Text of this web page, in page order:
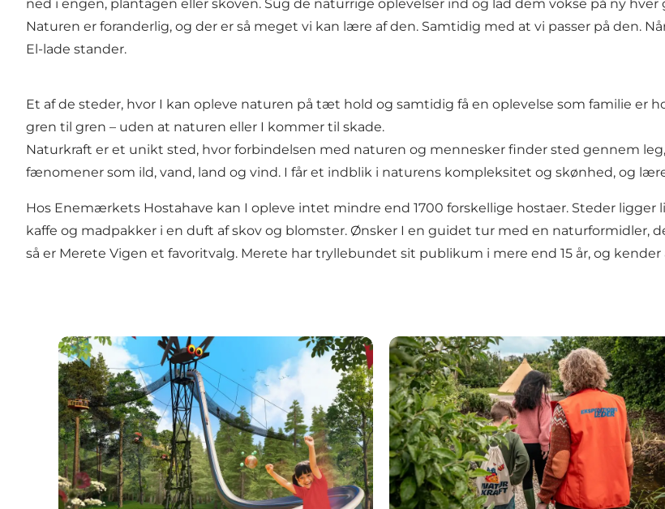
ned i engen, plantagen eller skoven. Sug de naturrige oplevelser ind og lad dem vokse på ny hver
Naturen er foranderlig, og der er så meget vi kan lære af den. Samtidig med at vi passer på den.
El-lade stander.
Et af de steder, hvor I kan opleve naturen på tæt hold og samtidig få en oplevelse som familie er
gren til gren – uden at naturen eller I kommer til skade.
Naturkraft er et unikt sted, hvor forbindelsen med naturen og mennesker finder sted gennem
fænomener som ild, vand, land og vind. I får et indblik i naturens kompleksitet og skønhed, og
Hos Enemærkets Hostahave kan I opleve intet mindre end 1700 forskellige hostaer. Steder
kaffe og madpakker i en duft af skov og blomster. Ønsker I en guidet tur med en naturformidler,
så er Merete Vigen et favoritvalg. Merete har tryllebundet sit publikum i mere end 15 år, og
WOW PARK Skjern - forlystelsespark i Vestjylland Naturkraft